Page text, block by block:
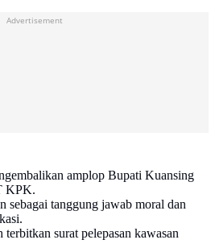
Advertisement
amplop Bupati Kuansing
KPK.
sebagai tanggung jawab moral dan
surat pelepasan kawasan